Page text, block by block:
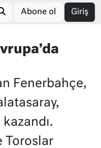
Abone ol Giriş
Fenerbahçe,
Toroslar